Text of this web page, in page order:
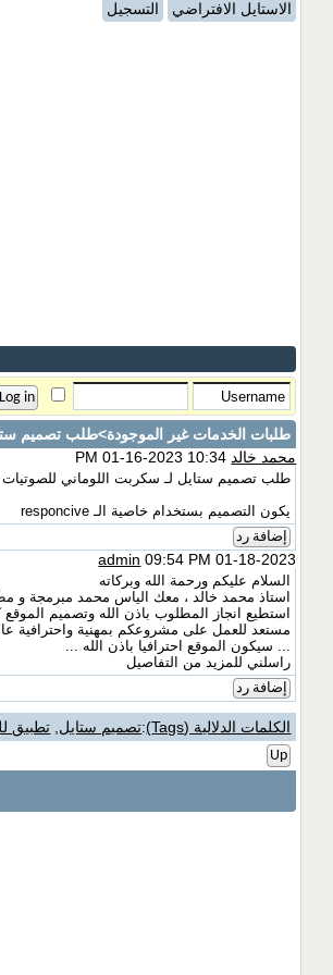
الاستايل الافتراضي
التسجيل
طلبات الخدمات غير الموجودة>طلب تصميم
محمد خالد
طلب تصميم ستايل لـ سكربت اللوماني للصوتيات
يكون التصميم بستخدام خاصية الـ responcive
إضافة رد
admin 09:54 PM 01-18-2023
السلام عليكم ورحمة الله وبركاته
استاذ محمد خالد ، معك الياس محمد مبرمجة و
استطيع انجاز المطلوب باذن الله وتصميم
مستعد للعمل على مشروعكم بمهنية واحترافية
... سيكون الموقع احترافيا باذن الله ...
راسلني للمزيد من التفاصيل
إضافة رد
الكلمات الدلالية (Tags) :تصميم ستايل تطبيق
Up